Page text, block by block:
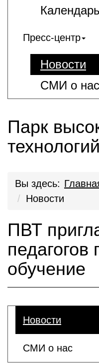
Календарь
Пресс-центр
Новости
СМИ о нас
Парк
технологий
Вы здесь:
Новости
ПВТ
педагогов
обучение
Новости
СМИ о нас